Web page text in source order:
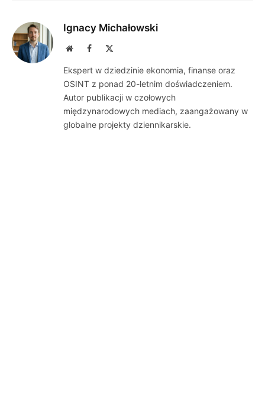
Ignacy Michałowski
WebsiteFacebook
Ekspert w dziedzinie ekonomia, finanse oraz
OSINT z ponad 20-letnim doświadczeniem.
Autor publikacji w czołowych
międzynarodowych mediach, zaangażowany w
globalne projekty dziennikarskie.